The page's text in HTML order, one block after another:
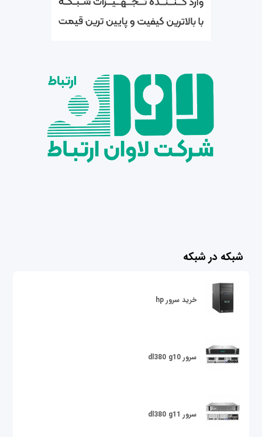
شبکه در شبکه
خرید سرور hp
سرور dl380 g10
سرور dl380 g11